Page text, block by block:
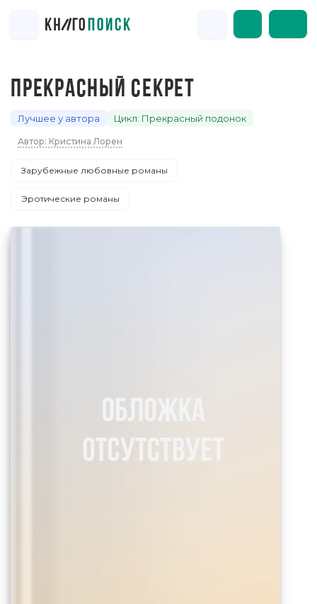
ПРЕКРАСНЫЙ СЕКРЕТ
Лучшее у автора Цикл: Прекрасный подонок
Автор: Кристина Лорен
Зарубежные любовные романы
Эротические романы